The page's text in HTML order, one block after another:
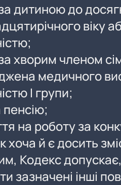
дитиною до
віку
хворим членом
медичного
I групи;
пенсію;
на роботу за
хоча й є досить
Кодекс
зазначені інші